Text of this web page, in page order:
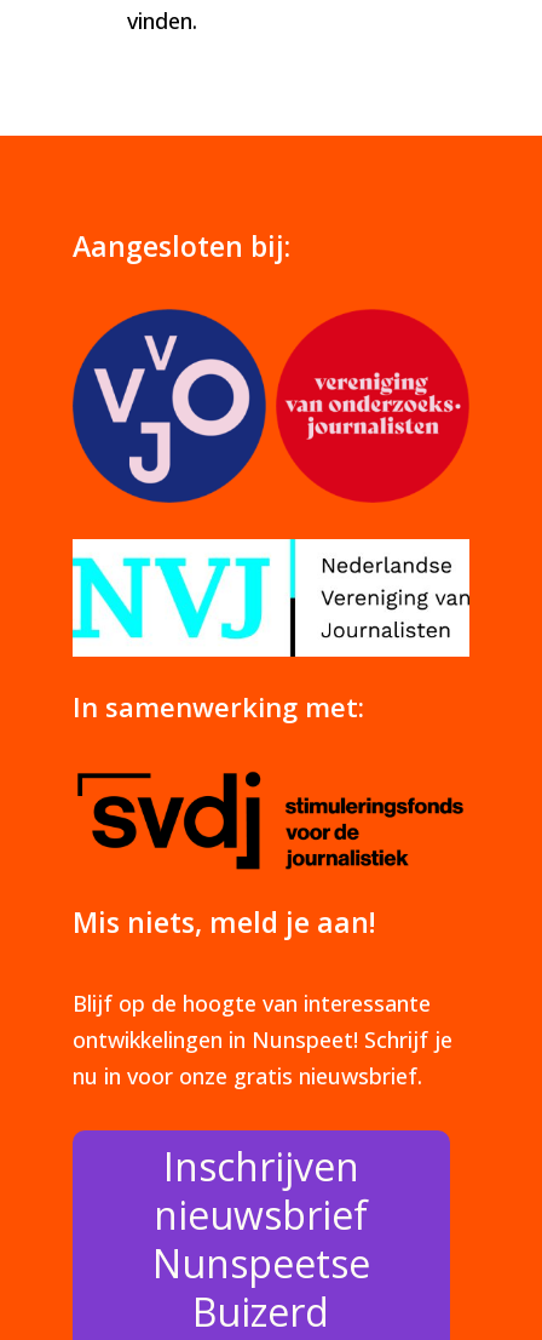
vinden.
Aangesloten bij:
In samenwerking met:
Mis niets, meld je aan!
Blijf op de hoogte van interessante
ontwikkelingen in Nunspeet! Schrijf je
nu in voor onze gratis nieuwsbrief.
Inschrijven
nieuwsbrief
Nunspeetse
Buizerd